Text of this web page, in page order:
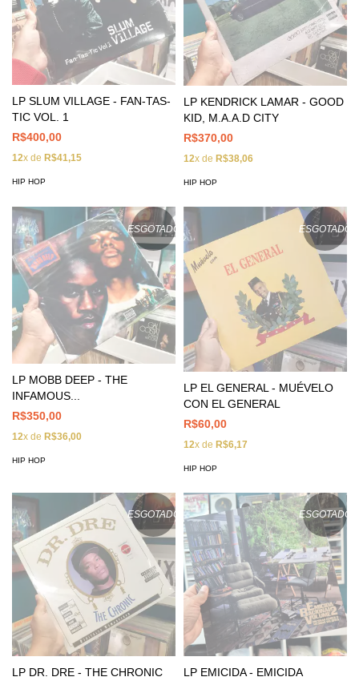
LP SLUM VILLAGE - FAN-TAS-
TIC VOL. 1
R$400,00
12x de R$41,15
HIP HOP
LP KENDRICK LAMAR - GOOD
KID, M.A.A.D CITY
R$370,00
12x de R$38,06
HIP HOP
ESGOTADO
LP MOBB DEEP - THE
INFAMOUS...
R$350,00
12x de R$36,00
HIP HOP
ESGOTADO
LP EL GENERAL - MUÉVELO
CON EL GENERAL
R$60,00
12x de R$6,17
HIP HOP
ESGOTADO
LP DR. DRE - THE CHRONIC
ESGOTADO
LP EMICIDA - EMICIDA